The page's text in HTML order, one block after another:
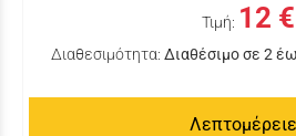
Τιμή: 12 €
Διαθεσιμότητα: Διαθέσιμο σε 2